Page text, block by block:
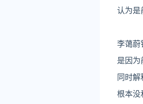
认为是
李蔼蔚
是因为
同时解
根本没